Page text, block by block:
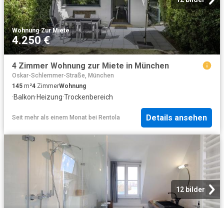
Wohnung·Zur Miete
4.250 €
4 Zimmer Wohnung zur Miete in München
Oskar-Schlemmer-Straße, München
145 m²4 ZimmerWohnung
·Balkon·Heizung·Trockenbereich
Seit mehr als einem Monat bei Rentola Details ansehen
12 bilder